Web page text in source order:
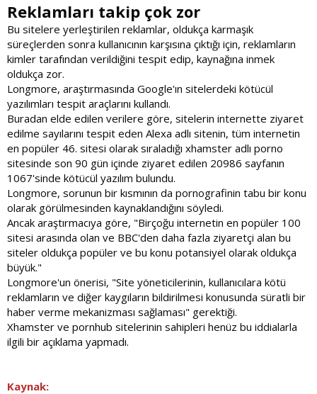
Reklamları takip çok zor
Bu sitelere yerleştirilen reklamlar, oldukça karmaşık
süreçlerden sonra kullanıcının karşısına çıktığı için, reklamların
kimler tarafından verildiğini tespit edip, kaynağına inmek
oldukça zor.
Longmore, araştırmasında Google'ın sitelerdeki kötücül
yazılımları tespit araçlarını kullandı.
Buradan elde edilen verilere göre, sitelerin internette ziyaret
edilme sayılarını tespit eden Alexa adlı sitenin, tüm internetin
en popüler 46. sitesi olarak sıraladığı xhamster adlı porno
sitesinde son 90 gün içinde ziyaret edilen 20986 sayfanın
1067'sinde kötücül yazılım bulundu.
Longmore, sorunun bir kısmının da pornografinin tabu bir konu
olarak görülmesinden kaynaklandığını söyledi.
Ancak araştırmacıya göre, "Birçoğu internetin en popüler 100
sitesi arasında olan ve BBC'den daha fazla ziyaretçi alan bu
siteler oldukça popüler ve bu konu potansiyel olarak oldukça
büyük."
Longmore'un önerisi, "Site yöneticilerinin, kullanıcılara kötü
reklamların ve diğer kaygıların bildirilmesi konusunda süratli bir
haber verme mekanizması sağlaması" gerektiği.
Xhamster ve pornhub sitelerinin sahipleri henüz bu iddialarla
ilgili bir açıklama yapmadı.
Kaynak: